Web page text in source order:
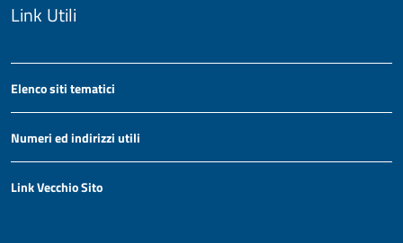
Link Utili
Elenco siti tematici
Numeri ed indirizzi utili
Link Vecchio Sito